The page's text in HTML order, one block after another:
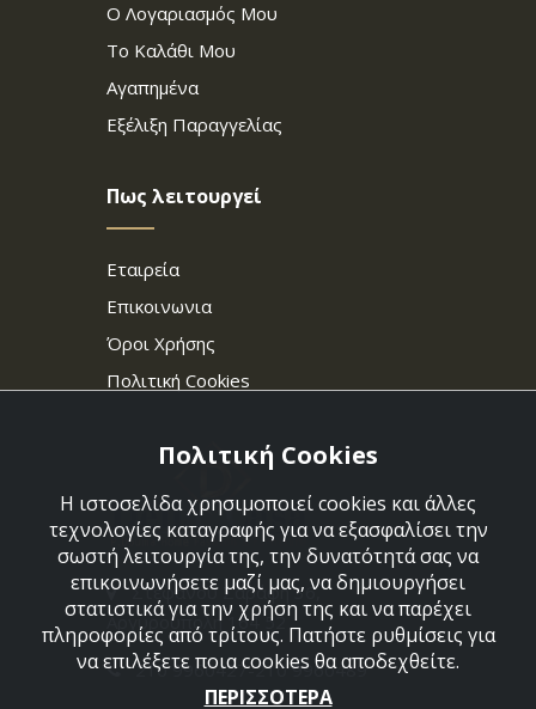
Ο Λογαριασμός Μου
Το Καλάθι Μου
Αγαπημένα
Εξέλιξη Παραγγελίας
Πως λειτουργεί
Εταιρεία
Επικοινωνια
Όροι Χρήσης
Πολιτική Cookies
Στεφάνου Σαράφη 36,
Αργυρούπολη 164 52
210 9960427-210 9960489
Πολιτική Cookies
Η ιστοσελίδα χρησιμοποιεί cookies και άλλες
τεχνολογίες καταγραφής για να εξασφαλίσει την
σωστή λειτουργία της, την δυνατότητά σας να
επικοινωνήσετε μαζί μας, να δημιουργήσει
στατιστικά για την χρήση της και να παρέχει
πληροφορίες από τρίτους. Πατήστε ρυθμίσεις για
να επιλέξετε ποια cookies θα αποδεχθείτε.
ΠΕΡΙΣΣΟΤΕΡΑ